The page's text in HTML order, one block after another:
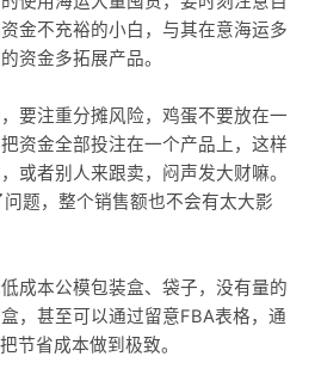
金不充裕的小白，与其在意海运多
资金多拓展产品。
要注重分摊风险，鸡蛋不要放在一
资金全部投注在一个产品上，这样
或者别人来跟卖，闷声发大财嘛。
题，整个销售额也不会有太大影
成本公模包装盒、袋子，没有量的
，甚至可以通过留意FBA表格，通
节省成本做到极致。